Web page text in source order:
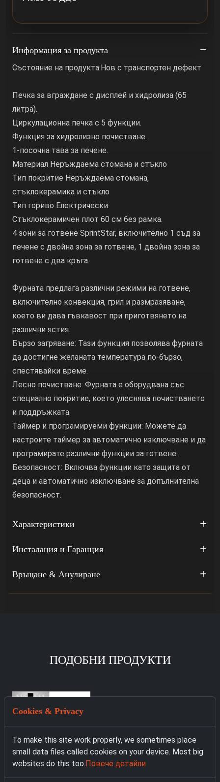
Информация за продукта
Състояние на продукта:Нов с транспортен дефект
Печка за вграждане с дисплей и хидролиза (65
литра).
Циркулационна печка с 5 функции.
Функция за хидролизно почистване.
1-посочна тава за печене.
Материал Неръждаема стомана и стъкло
Тип покритие Неръждаема стомана,
стъклокерамика и стъкло
Тип гориво Електрически
Стъклокерамичен плот 60 см без рамка.
4 зони за готвене SprintStar, включително 1 съд за
печене с двойна зона за готвене, 1 двойна зона за
готвене с два кръга.
Фурната предлага различни режими на готвене,
включително конвекция, грил и размразяване,
което ви дава гъвкавост при приготвянето на
различни ястия.
Бързо загряване: Тази функция позволява фурната
да достигне желаната температура по-бързо,
спестявайки време.
Лесно почистване: Фурната е оборудвана със
специално покритие, което улеснява почистването
и поддръжката.
Таймер и програмируеми функции: Можете да
настроите таймер за автоматично изключване и да
програмирате различни функции за готвене.
Безопасност: Включва функции като защита от
деца и автоматично изключване за допълнителна
безопасност.
Характеристики
Инсталация и Гаранция
Връщане & Анулиране
ПОДОБНИ ПРОДУКТИ
Cookies & Privacy
To make this site work properly, we sometimes place
small data files called cookies on your device. Most big
websites do this too.Повече детайли